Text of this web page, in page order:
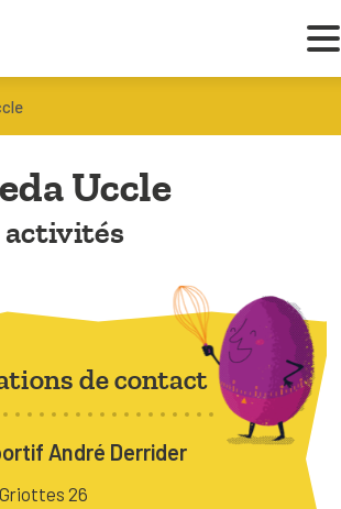
loisir
ATL
DES ACTIVITÉS
une activité
Uccle
activités
de contact
André Derrider
26